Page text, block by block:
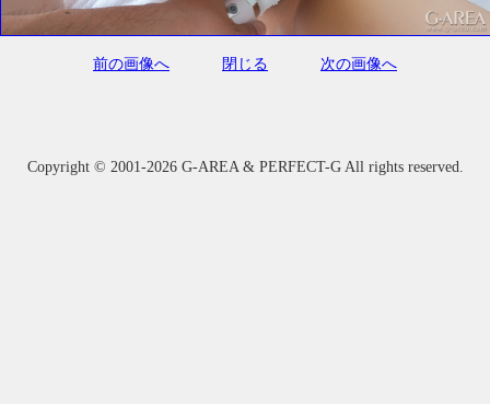
前の画像へ 閉じる 次の画像へ
Copyright © 2001-2026 G-AREA & PERFECT-G All rights reserved.